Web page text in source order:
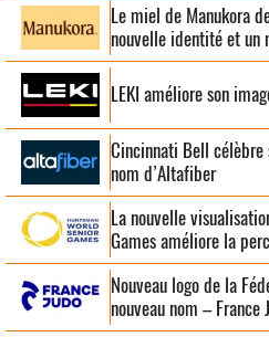
Le miel de Manukora
nouvelle identité et un
LEKI améliore son
Cincinnati Bell célèbre
nom d’Altafiber
La nouvelle
Games améliore la
Nouveau logo de la
nouveau nom – France